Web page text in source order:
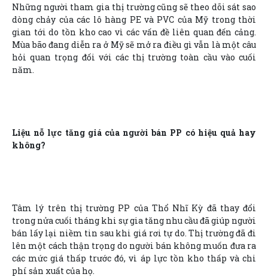
Những người tham gia thị trường cũng sẽ theo dõi sát sao
dòng chảy của các lô hàng PE và PVC của Mỹ trong thời
gian tới do tồn kho cao vì các vấn đề liên quan đến cảng.
Mùa bão đang diễn ra ở Mỹ sẽ mở ra điều gì vẫn là một câu
hỏi quan trọng đối với các thị trường toàn cầu vào cuối
năm.
Liệu nỗ lực tăng giá của người bán PP có hiệu quả hay
không?
Tâm lý trên thị trường PP của Thổ Nhĩ Kỳ đã thay đổi
trong nửa cuối tháng khi sự gia tăng nhu cầu đã giúp người
bán lấy lại niềm tin sau khi giá rơi tự do. Thị trường đã đi
lên một cách thận trọng do người bán không muốn đưa ra
các mức giá thấp trước đó, vì áp lực tồn kho thấp và chi
phí sản xuất của họ.